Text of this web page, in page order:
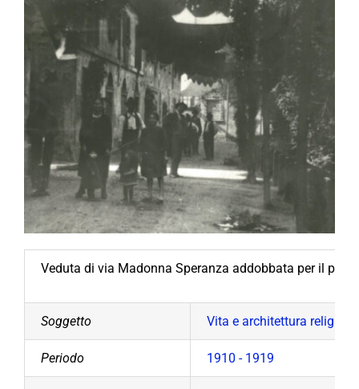
Veduta di via Madonna Speranza addobbata per il
Soggetto Vita e architettura religiosa
Periodo 1910 - 1919